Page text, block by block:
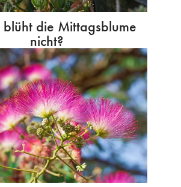
die Mittagsblume
nicht?